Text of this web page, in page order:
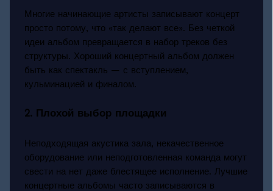
Многие начинающие артисты записывают концерт
просто потому, что «так делают все». Без четкой
идеи альбом превращается в набор треков без
структуры. Хороший концертный альбом должен
быть как спектакль — с вступлением,
кульминацией и финалом.
2. Плохой выбор площадки
Неподходящая акустика зала, некачественное
оборудование или неподготовленная команда могут
свести на нет даже блестящее исполнение. Лучшие
концертные альбомы часто записываются в